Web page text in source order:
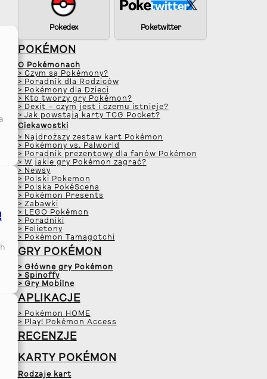
Pokedex Poketwitter
POKÉMON
O Pokémonach
> Czym są Pokémony?
> Poradnik dla Rodziców
> Pokémony dla Dzieci
> Kto tworzy gry Pokémon?
> Dexit – czym jest i czemu istnieje?
> Jak powstają karty TCG Pocket?
Ciekawostki
> Najdroższy zestaw kart Pokémon
> Pokémony vs. Palworld
> Poradnik prezentowy dla fanów Pokémon
> W jakie gry Pokémon zagrać?
> Newsy
> Polski Pokemon
> Polska PokéScena
> Pokémon Presents
> Zabawki
> LEGO Pokémon
> Poradniki
> Felietony
> Pokémon Tamagotchi
GRY POKÉMON
> Główne gry Pokémon
> Spinoffy
> Gry Mobilne
APLIKACJE
> Pokémon HOME
> Play! Pokémon Access
RECENZJE
KARTY POKÉMON
Rodzaje kart